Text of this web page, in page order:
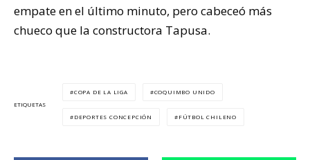
empate en el último minuto, pero cabeceó más
chueco que la constructora Tapusa.
ETIQUETAS
COPA DE LA LIGA COQUIMBO UNIDO
DEPORTES CONCEPCIÓN FÚTBOL CHILENO